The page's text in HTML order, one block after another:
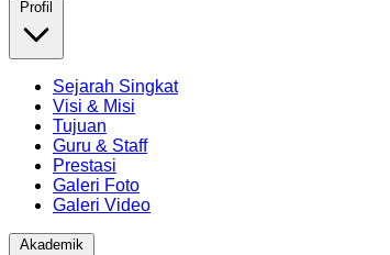
Sejarah Singkat
Visi & Misi
Tujuan
Guru & Staff
Prestasi
Galeri Foto
Galeri Video